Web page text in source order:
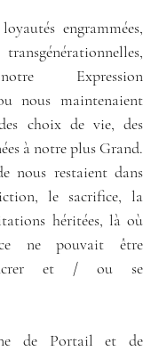
engrammées,
Expression
nous maintenaient
choix de vie, des
à notre plus Grand.
nous restaient dans
le sacrifice, la
héritées, là où
ne pouvait être
et / ou se
de Portail et de